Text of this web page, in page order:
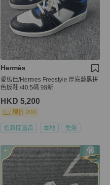
Hermès
愛馬仕/Hermes Freestyle 厚底藍黑拼
色板鞋 /40.5碼 98新
HKD 5,200
現折 200
近新閒置品 本地 免運